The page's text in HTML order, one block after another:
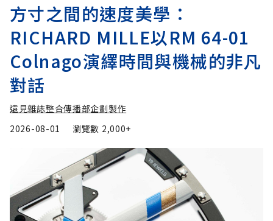
方寸之間的速度美學：
RICHARD MILLE以RM 64-01
Colnago演繹時間與機械的非凡
對話
遠見雜誌整合傳播部企劃製作
2026-08-01
瀏覽數 2,000+